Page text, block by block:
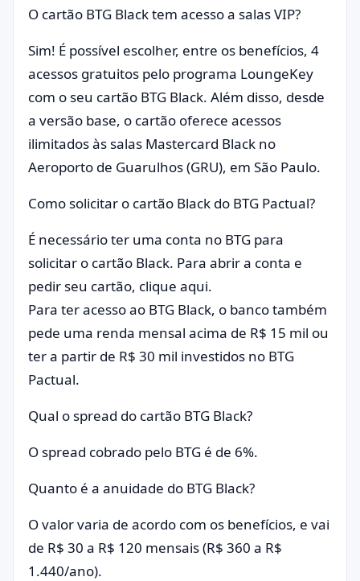
O cartão BTG Black tem acesso a salas VIP?
Sim! É possível escolher, entre os benefícios, 4
acessos gratuitos pelo programa LoungeKey
com o seu cartão BTG Black. Além disso, desde
a versão base, o cartão oferece acessos
ilimitados às salas Mastercard Black no
Aeroporto de Guarulhos (GRU), em São Paulo.
Como solicitar o cartão Black do BTG Pactual?
É necessário ter uma conta no BTG para
solicitar o cartão Black. Para abrir a conta e
pedir seu cartão, clique aqui.
Para ter acesso ao BTG Black, o banco também
pede uma renda mensal acima de R$ 15 mil ou
ter a partir de R$ 30 mil investidos no BTG
Pactual.
Qual o spread do cartão BTG Black?
O spread cobrado pelo BTG é de 6%.
Quanto é a anuidade do BTG Black?
O valor varia de acordo com os benefícios, e vai
de R$ 30 a R$ 120 mensais (R$ 360 a R$
1.440/ano).